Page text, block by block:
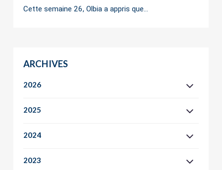
Cette semaine 26, Olbia a appris que…
ARCHIVES
2026
2025
2024
2023